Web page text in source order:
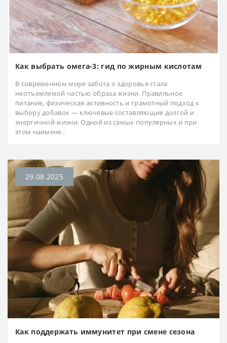
Как выбрать омега-3: гид по жирным кислотам
В современном мире забота о здоровье стала
неотъемлемой частью образа жизни. Правильное
питание, физическая активность и грамотный подход к
выбору добавок — ключевые составляющие долгой и
энергичной жизни. Одной из самых популярных и при
этом наимене..
29.08.2025
Как поддержать иммунитет при смене сезона